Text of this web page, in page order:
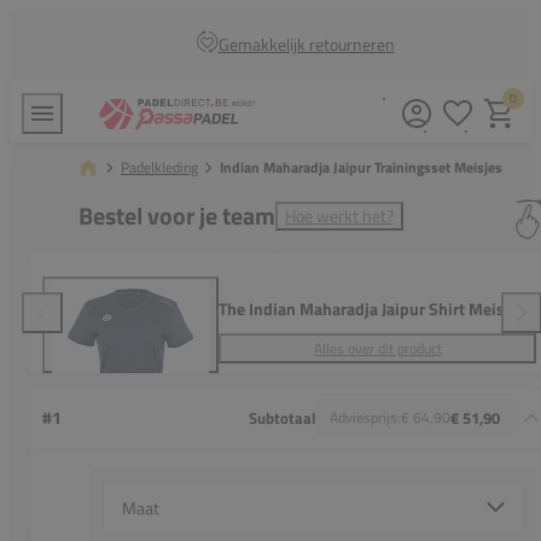
Gemakkelijk retourneren
0
Padelkleding Indian Maharadja Jaipur Trainingsset Meisjes
Bestel voor je team Hoe werkt het?
The Indian Maharadja Jaipur Shirt Meisjes
Alles over dit product
#1 Subtotaal Adviesprijs:€ 64,90€ 51,90